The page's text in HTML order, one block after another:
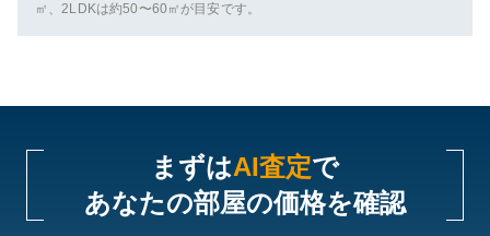
㎡、2LDKは約50〜60㎡が目安です。
まずはAI査定で
あなたの部屋の価格を確認